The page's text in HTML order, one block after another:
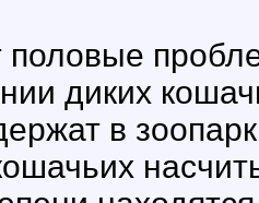
половые
диких
в